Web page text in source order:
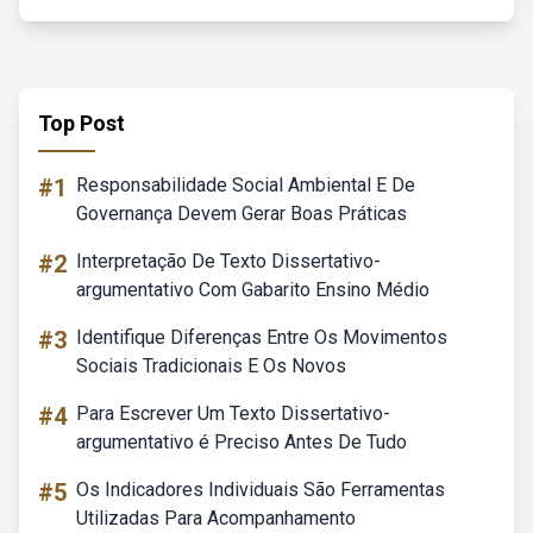
Top Post
#1
Responsabilidade Social Ambiental E De
Governança Devem Gerar Boas Práticas
#2 Interpretação De Texto Dissertativo-
argumentativo Com Gabarito Ensino Médio
#3 Identifique Diferenças Entre Os Movimentos
Sociais Tradicionais E Os Novos
#4 Para Escrever Um Texto Dissertativo-
argumentativo é Preciso Antes De Tudo
#5 Os Indicadores Individuais São Ferramentas
Utilizadas Para Acompanhamento